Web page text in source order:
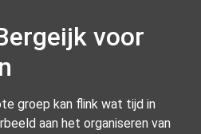
voor
groep kan flink wat tijd in
aan het organiseren van